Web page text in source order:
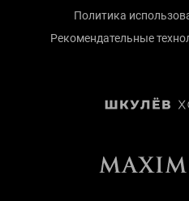
Политика
Рекомендательные